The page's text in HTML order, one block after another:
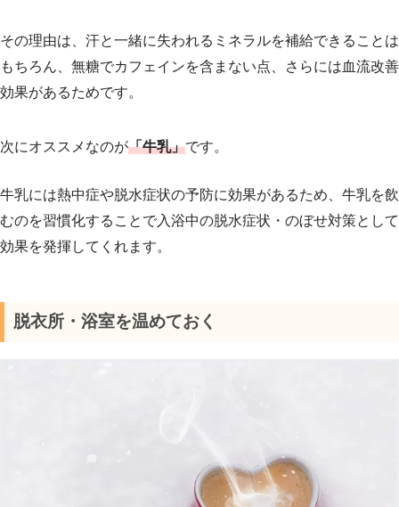
その理由は、汗と一緒に失われるミネラルを補給できることは
もちろん、無糖でカフェインを含まない点、さらには血流改善
効果があるためです。
次にオススメなのが「牛乳」です。
牛乳には熱中症や脱水症状の予防に効果があるため、牛乳を飲
むのを習慣化することで入浴中の脱水症状・のぼせ対策として
効果を発揮してくれます。
脱衣所・浴室を温めておく